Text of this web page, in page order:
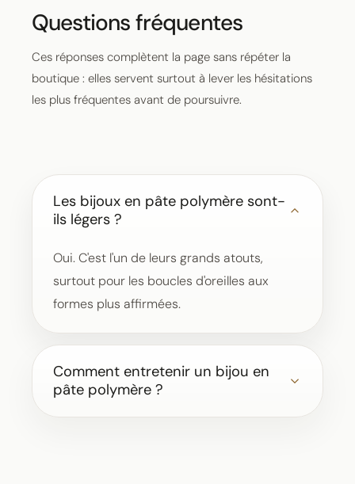
Questions fréquentes
Ces réponses complètent la page sans répéter la
boutique : elles servent surtout à lever les hésitations
les plus fréquentes avant de poursuivre.
Les bijoux en pâte polymère sont-
ils légers ?
Oui. C'est l'un de leurs grands atouts,
surtout pour les boucles d'oreilles aux
formes plus affirmées.
Comment entretenir un bijou en
pâte polymère ?